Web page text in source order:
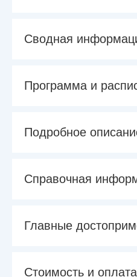
Сводная
Программа и
Подробное
Справочная
Главные
Стоимость и оплата